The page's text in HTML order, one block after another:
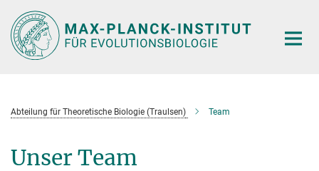
Hauptinhalt
Abteilung für Theoretische Biologie (Traulsen) Team
Unser Team